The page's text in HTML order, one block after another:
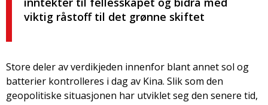
viktig råstoff til det grønne skiftet
Store deler av verdikjeden innenfor blant annet sol og
batterier kontrolleres i dag av Kina. Slik som den
geopolitiske situasjonen har utviklet seg den senere tid,